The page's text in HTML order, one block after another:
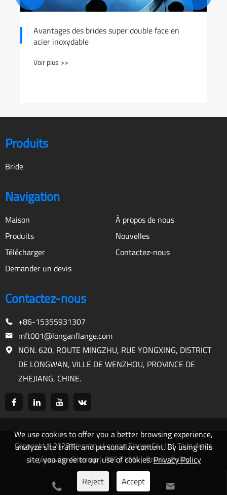
Avantages des brides super double face en
acier inoxydable
Voir plus >>
Produits
Bride
Navigation
Maison
À propos de nous
Produits
Nouvelles
Télécharger
Contactez-nous
Demander un devis
Contactez-nous
+86-15355931307
mft001@longanflange.com
NON. 620, ROUTE MINGZHU, RUE YONGXING, DISTRICT
DE LONGWAN, VILLE DE WENZHOU, PROVINCE DE
ZHEJIANG, CHINE.
Copyright © 2025 Wenzhou Longan Flange Co., Ltd. Tous droits
réservés. Sitemap| RSS| XML| Privacy Policy
 
We use cookies to offer you a better browsing experience,
analyze site traffic and personalize content. By using this
site, you agree to our use of cookies.Privacy Policy
Reject
Accept